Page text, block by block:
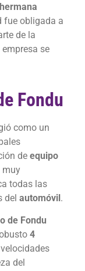
hermana
fue obligada a
de la
se
Fondu
como un
de equipo
muy
todas las
del automóvil.
de Fondu
4
del